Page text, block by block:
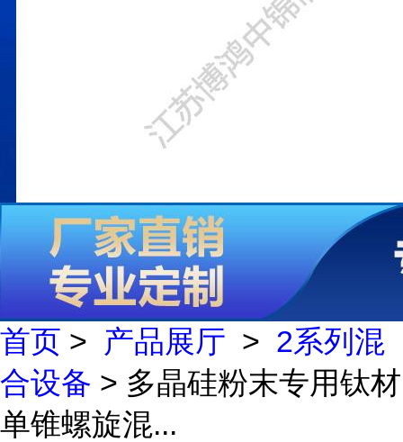
首页 > 产品展厅 > 2系列混
合设备 > 多晶硅粉末专用钛材
单锥螺旋混...